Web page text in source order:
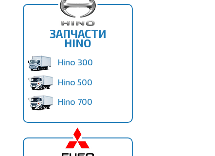
ЗАПЧАСТИ
HINO
Hino 300
Hino 500
Hino 700